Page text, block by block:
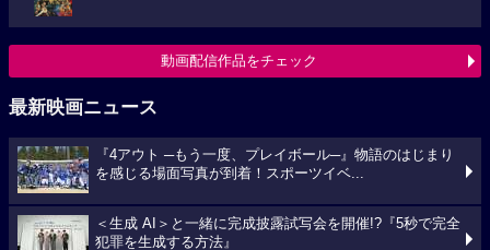
動画配信作品をチェック
最新映画ニュース
『4アウト ─もう一度、プレイボール─』物語のはじまり
を感じる場面写真が到着！スポーツイベ...
＜生成 AI＞と一緒に完成披露試写会を開催!?『5秒で完全
犯罪を生成する方法』